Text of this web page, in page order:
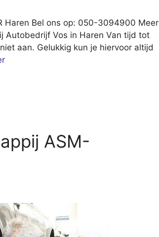
Haren Bel ons op: 050-3094900 Meer
Vos in Haren Van tijd tot
aan. Gelukkig kun je hiervoor altijd
ASM-